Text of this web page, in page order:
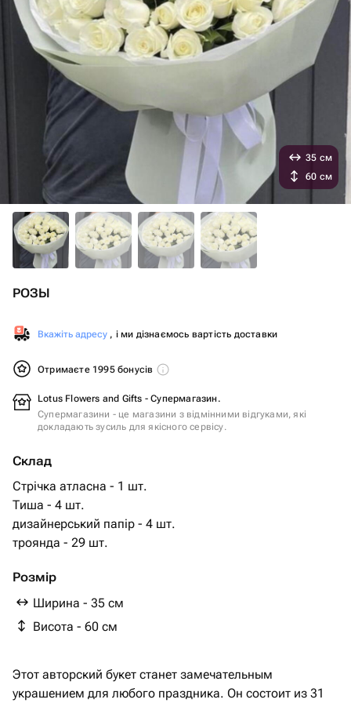
РОЗЫ
Вкажіть адресу , і ми дізнаємось вартість доставки
Отримаєте 1995 бонусів
Lotus Flowers and Gifts - Супермагазин.
Супермагазини - це магазини з відмінними відгуками, які
докладають зусиль для якісного сервісу.
Склад
Стрічка атласна - 1 шт.
Тиша - 4 шт.
дизайнерський папір - 4 шт.
троянда - 29 шт.
Розмір
Ширина - 35 см
Висота - 60 см
35 см
60 см
Этот авторский букет станет замечательным
украшением для любого праздника. Он состоит из 31